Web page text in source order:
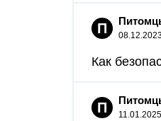
П
Как
П